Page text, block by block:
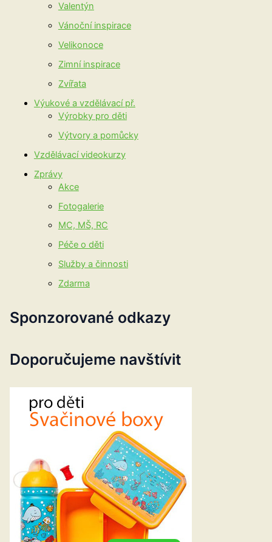
Valentýn
Vánoční inspirace
Velikonoce
Zimní inspirace
Zvířata
Výukové a vzdělávací př.
Výrobky pro děti
Výtvory a pomůcky
Vzdělávací videokurzy
Zprávy
Akce
Fotogalerie
MC, MŠ, RC
Péče o děti
Služby a činnosti
Zdarma
Sponzorované odkazy
Doporučujeme navštívit